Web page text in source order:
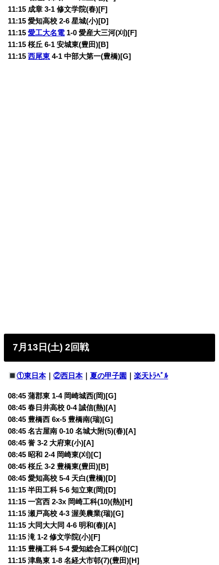
11:15 成章 3-1 修文学院(春)[F]
11:15 愛知高校 2-6 星城(小)[D]
11:15愛工大名電 1-0 愛産大三河(刈)[F]
11:15 桜丘 6-1 安城東(豊田)[B]
11:15西尾東 4-1 中部大第一(豊橋)[G]
7月13日(土) 2回戦
①東日本｜ ②西日本｜ 夏の甲子園 ｜ 楽天ﾄﾗﾍﾞﾙ
08:45 蒲郡東 1-4 岡崎城西(岡)[G]
08:45 春日井高校 0-4 誠信(熱)[A]
08:45 豊橋西 6x-5 豊橋南(瑞)[G]
08:45 名古屋南 0-10 名城大附(5)(春)[A]
08:45 誉 3-2 大府東(小)[A]
08:45 昭和 2-4 岡崎東(刈)[C]
08:45 桜丘 3-2 豊橋東(豊田)[B]
08:45 愛知高校 5-4 天白(豊橋)[D]
11:15 半田工科 5-6 知立東(岡)[D]
11:15 一宮西 2-3x 岡崎工科(10)(熱)[H]
11:15 瀬戸高校 4-3 渥美農業(瑞)[G]
11:15 大同大大同 4-6 明和(春)[A]
11:15 滝 1-2 修文学院(小)[F]
11:15 豊橋工科 5-4 愛知総合工科(刈)[C]
11:15 津島東 1-8 名経大市邨(7)(豊田)[H]